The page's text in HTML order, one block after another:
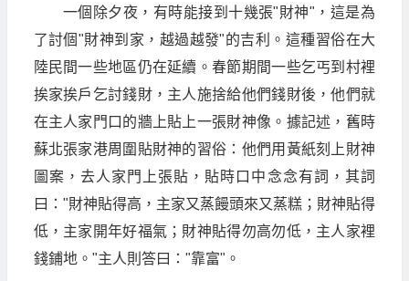
一個除夕夜，有時能接到十幾張"財神"，這是為
了討個"財神到家，越過越發"的吉利。這種習俗在大
陸民間一些地區仍在延續。春節期間一些乞丐到村裡
挨家挨戶乞討錢財，主人施捨給他們錢財後，他們就
在主人家門口的牆上貼上一張財神像。據記述，舊時
蘇北張家港周圍貼財神的習俗：他們用黃紙刻上財神
圖案，去人家門上張貼，貼時口中念念有詞，其詞
曰："財神貼得高，主家又蒸饅頭來又蒸糕；財神貼得
低，主家開年好福氣；財神貼得勿高勿低，主人家裡
錢鋪地。"主人則答曰："靠富"。